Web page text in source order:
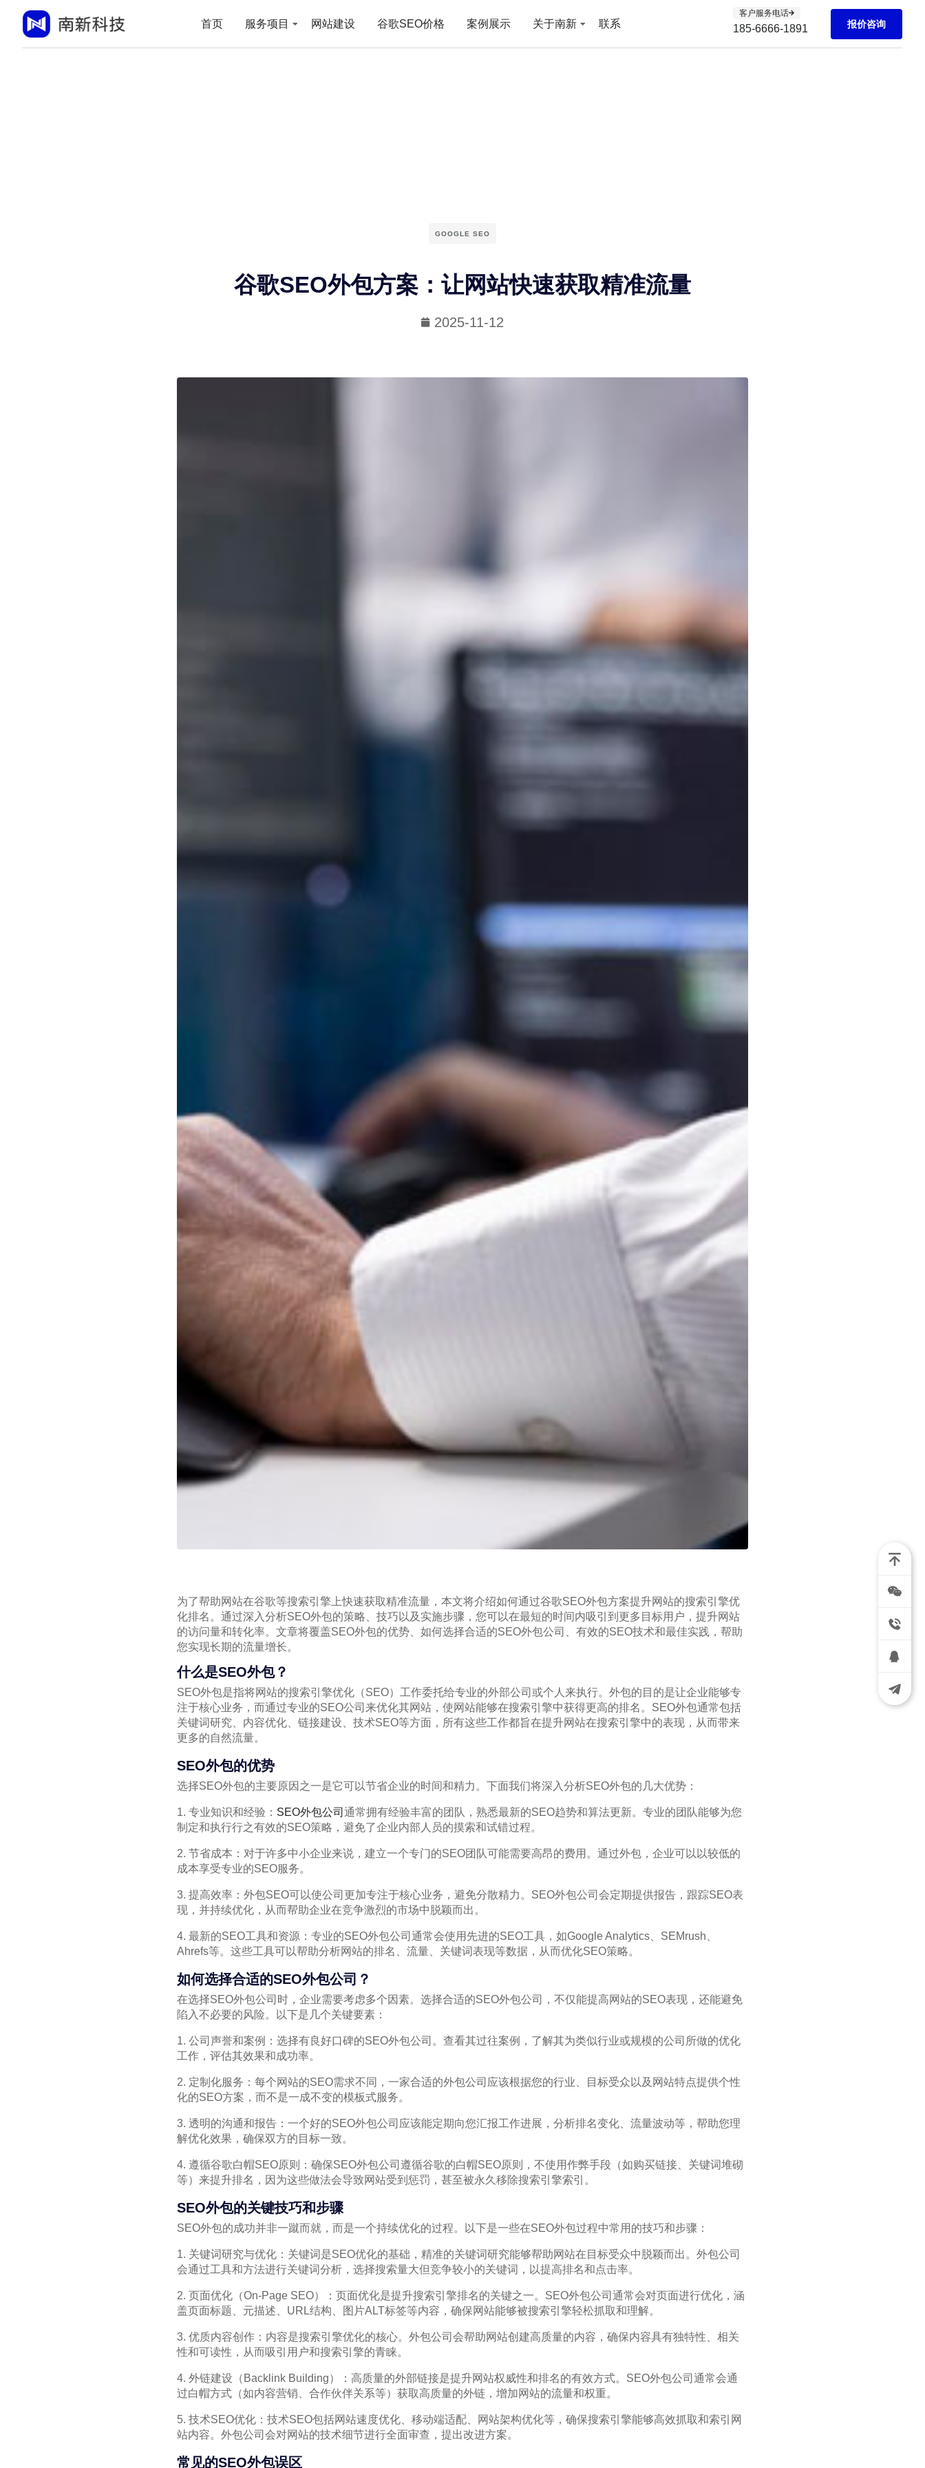
首页 服务项目 网站建设 谷歌SEO价格 案例展示 关于南新 联系
客户服务电话
185-6666-1891 报价咨询
GOOGLE SEO
谷歌SEO外包方案：让网站快速获取精准流量
2025-11-12
为了帮助网站在谷歌等搜索引擎上快速获取精准流量，本文将介绍如何通过谷歌SEO外包方案提升网站的搜索引擎优
化排名。通过深入分析SEO外包的策略、技巧以及实施步骤，您可以在最短的时间内吸引到更多目标用户，提升网站
的访问量和转化率。文章将覆盖SEO外包的优势、如何选择合适的SEO外包公司、有效的SEO技术和最佳实践，帮助
您实现长期的流量增长。
什么是SEO外包？
SEO外包是指将网站的搜索引擎优化（SEO）工作委托给专业的外部公司或个人来执行。外包的目的是让企业能够专
注于核心业务，而通过专业的SEO公司来优化其网站，使网站能够在搜索引擎中获得更高的排名。SEO外包通常包括
关键词研究、内容优化、链接建设、技术SEO等方面，所有这些工作都旨在提升网站在搜索引擎中的表现，从而带来
更多的自然流量。
SEO外包的优势
选择SEO外包的主要原因之一是它可以节省企业的时间和精力。下面我们将深入分析SEO外包的几大优势：
1. 专业知识和经验： SEO外包公司 通常拥有经验丰富的团队，熟悉最新的SEO趋势和算法更新。专业的团队能够为您
制定和执行行之有效的SEO策略，避免了企业内部人员的摸索和试错过程。
2. 节省成本：对于许多中小企业来说，建立一个专门的SEO团队可能需要高昂的费用。通过外包，企业可以以较低的
成本享受专业的SEO服务。
3. 提高效率：外包SEO可以使公司更加专注于核心业务，避免分散精力。SEO外包公司会定期提供报告，跟踪SEO表
现，并持续优化，从而帮助企业在竞争激烈的市场中脱颖而出。
4. 最新的SEO工具和资源：专业的SEO外包公司通常会使用先进的SEO工具，如Google Analytics、SEMrush、
Ahrefs等。这些工具可以帮助分析网站的排名、流量、关键词表现等数据，从而优化SEO策略。
如何选择合适的SEO外包公司？
在选择SEO外包公司时，企业需要考虑多个因素。选择合适的SEO外包公司，不仅能提高网站的SEO表现，还能避免
陷入不必要的风险。以下是几个关键要素：
1. 公司声誉和案例：选择有良好口碑的SEO外包公司。查看其过往案例，了解其为类似行业或规模的公司所做的优化
工作，评估其效果和成功率。
2. 定制化服务：每个网站的SEO需求不同，一家合适的外包公司应该根据您的行业、目标受众以及网站特点提供个性
化的SEO方案，而不是一成不变的模板式服务。
3. 透明的沟通和报告：一个好的SEO外包公司应该能定期向您汇报工作进展，分析排名变化、流量波动等，帮助您理
解优化效果，确保双方的目标一致。
4. 遵循谷歌白帽SEO原则：确保SEO外包公司遵循谷歌的白帽SEO原则，不使用作弊手段（如购买链接、关键词堆砌
等）来提升排名，因为这些做法会导致网站受到惩罚，甚至被永久移除搜索引擎索引。
SEO外包的关键技巧和步骤
SEO外包的成功并非一蹴而就，而是一个持续优化的过程。以下是一些在SEO外包过程中常用的技巧和步骤：
1. 关键词研究与优化：关键词是SEO优化的基础，精准的关键词研究能够帮助网站在目标受众中脱颖而出。外包公司
会通过工具和方法进行关键词分析，选择搜索量大但竞争较小的关键词，以提高排名和点击率。
2. 页面优化（On-Page SEO）：页面优化是提升搜索引擎排名的关键之一。SEO外包公司通常会对页面进行优化，涵
盖页面标题、元描述、URL结构、图片ALT标签等内容，确保网站能够被搜索引擎轻松抓取和理解。
3. 优质内容创作：内容是搜索引擎优化的核心。外包公司会帮助网站创建高质量的内容，确保内容具有独特性、相关
性和可读性，从而吸引用户和搜索引擎的青睐。
4. 外链建设（Backlink Building）：高质量的外部链接是提升网站权威性和排名的有效方式。SEO外包公司通常会通
过白帽方式（如内容营销、合作伙伴关系等）获取高质量的外链，增加网站的流量和权重。
5. 技术SEO优化：技术SEO包括网站速度优化、移动端适配、网站架构优化等，确保搜索引擎能够高效抓取和索引网
站内容。外包公司会对网站的技术细节进行全面审查，提出改进方案。
常见的SEO外包误区